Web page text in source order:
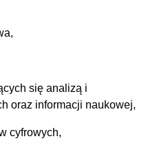
się analizą i
oraz informacji naukowej,
cyfrowych,